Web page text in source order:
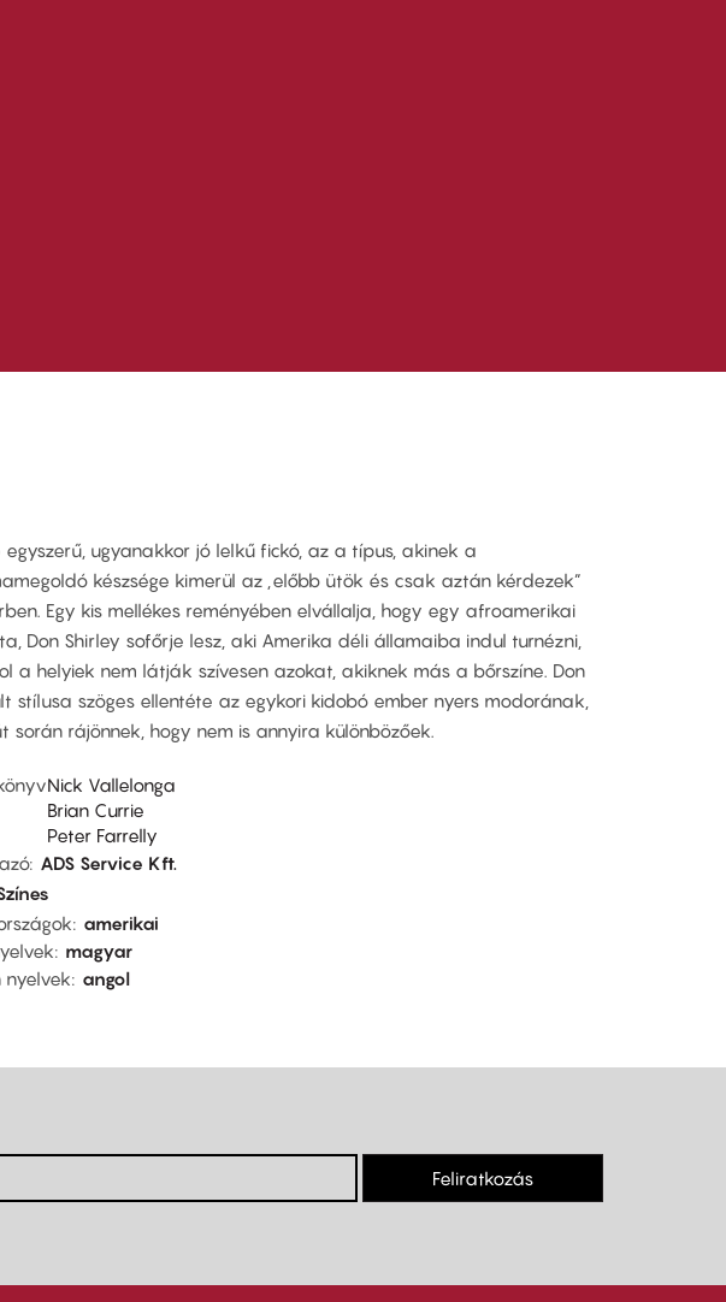
egyszerű, ugyanakkor jó lelkű fickó, az a típus, akinek a
készsége kimerül az „előbb ütök és csak aztán kérdezek”
Egy kis mellékes reményében elvállalja, hogy egy afroamerikai
Don Shirley sofőrje lesz, aki Amerika déli államaiba indul turnézni,
a helyiek nem látják szívesen azokat, akiknek más a bőrszíne. Don
stílusa szöges ellentéte az egykori kidobó ember nyers modorának,
során rájönnek, hogy nem is annyira különbözőek.
Nick Vallelonga
Brian Currie
Peter Farrelly
ADS Service Kft.
amerikai
magyar
nyelvek
angol
Feliratkozás